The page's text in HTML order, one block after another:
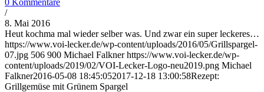
/
8. Mai 2016
Heut kochma mal wieder selber was. Und zwar ein super leckeres…
https://www.voi-lecker.de/wp-content/uploads/2016/05/Grillspargel-
07.jpg 506 900 Michael Falkner https://www.voi-lecker.de/wp-
content/uploads/2019/02/VOI-Lecker-Logo-neu2019.png Michael
Falkner2016-05-08 18:45:052017-12-18 13:00:58Rezept:
Grillgemüse mit Grünem Spargel